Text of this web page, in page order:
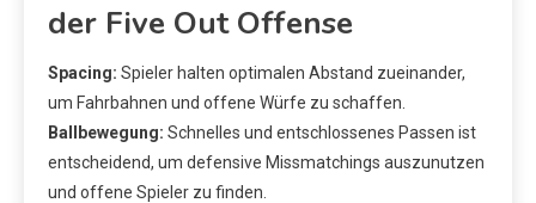
der Five Out Offense
Spacing: Spieler halten optimalen Abstand zueinander,
um Fahrbahnen und offene Würfe zu schaffen.
Ballbewegung: Schnelles und entschlossenes Passen ist
entscheidend, um defensive Missmatchings auszunutzen
und offene Spieler zu finden.